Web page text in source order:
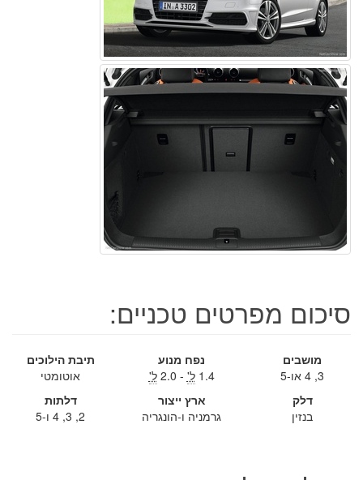
סיכום מפרטים טכניים:
מושבים
3, 4 או-5
נפח מנוע
1.4 ל' - 2.0 ל'
תיבת הילוכים
אוטומטי
דלק
בנזין
ארץ ייצור
גרמניה ו-הונגריה
דלתות
2, 3, 4 ו-5